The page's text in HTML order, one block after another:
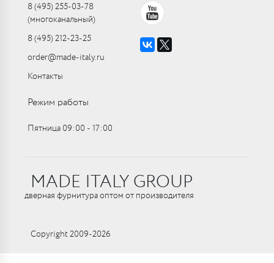
8 (495) 255-03-78
(многоканальный)
8 (495) 212-23-25
order@made-italy.ru
Контакты
Режим работы
Пятница 09:00 ‑ 17:00
MADE ITALY GROUP
дверная фурнитура оптом от производителя
Copyright 2009-2026